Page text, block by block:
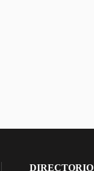
DIRECTORIO